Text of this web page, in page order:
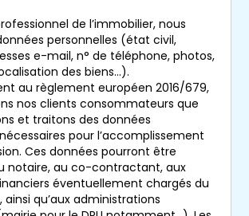
de l’immobilier, nous
personnelles (état civil,
e-mail, n° de téléphone, photos,
des biens…).
au règlement européen 2016/679,
nos clients consommateurs que
et traitons des données
pour l’accomplissement
Ces données pourront être
notaire, au co-contractant, aux
éventuellement chargés du
qu’aux administrations